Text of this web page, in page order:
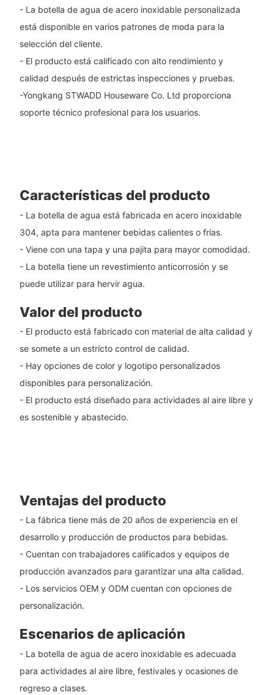
- La botella de agua de acero inoxidable personalizada
está disponible en varios patrones de moda para la
selección del cliente.
- El producto está calificado con alto rendimiento y
calidad después de estrictas inspecciones y pruebas.
-Yongkang STWADD Houseware Co. Ltd proporciona
soporte técnico profesional para los usuarios.
Características del producto
- La botella de agua está fabricada en acero inoxidable
304, apta para mantener bebidas calientes o frías.
- Viene con una tapa y una pajita para mayor comodidad.
- La botella tiene un revestimiento anticorrosión y se
puede utilizar para hervir agua.
Valor del producto
- El producto está fabricado con material de alta calidad y
se somete a un estricto control de calidad.
- Hay opciones de color y logotipo personalizados
disponibles para personalización.
- El producto está diseñado para actividades al aire libre y
es sostenible y abastecido.
Ventajas del producto
- La fábrica tiene más de 20 años de experiencia en el
desarrollo y producción de productos para bebidas.
- Cuentan con trabajadores calificados y equipos de
producción avanzados para garantizar una alta calidad.
- Los servicios OEM y ODM cuentan con opciones de
personalización.
Escenarios de aplicación
- La botella de agua de acero inoxidable es adecuada
para actividades al aire libre, festivales y ocasiones de
regreso a clases.